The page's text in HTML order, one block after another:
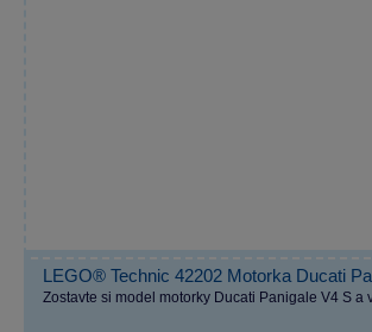
LEGO® Technic 42202 Motorka Ducati
Zostavte si model motorky Ducati Panigale V4 S a